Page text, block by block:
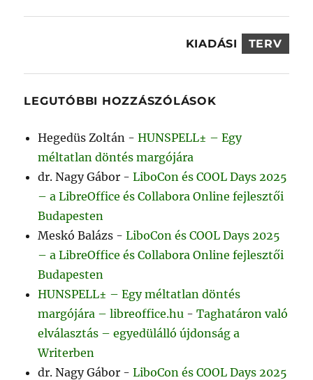
KIADÁSI TERV
LEGUTÓBBI HOZZÁSZÓLÁSOK
Hegedüs Zoltán -HUNSPELL± – Egy
méltatlan döntés margójára
dr. Nagy Gábor -LiboCon és COOL Days 2025
– a LibreOffice és Collabora Online fejlesztői
Budapesten
Meskó Balázs -LiboCon és COOL Days 2025
– a LibreOffice és Collabora Online fejlesztői
Budapesten
HUNSPELL± – Egy méltatlan döntés
margójára – libreoffice.hu -Taghatáron való
elválasztás – egyedülálló újdonság a
Writerben
dr. Nagy Gábor -LiboCon és COOL Days 2025